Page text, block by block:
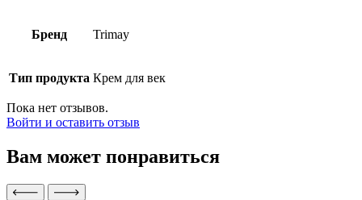
Бренд Trimay
Тип продукта Крем для век
Пока нет отзывов.
Войти и оставить отзыв
Вам может понравиться